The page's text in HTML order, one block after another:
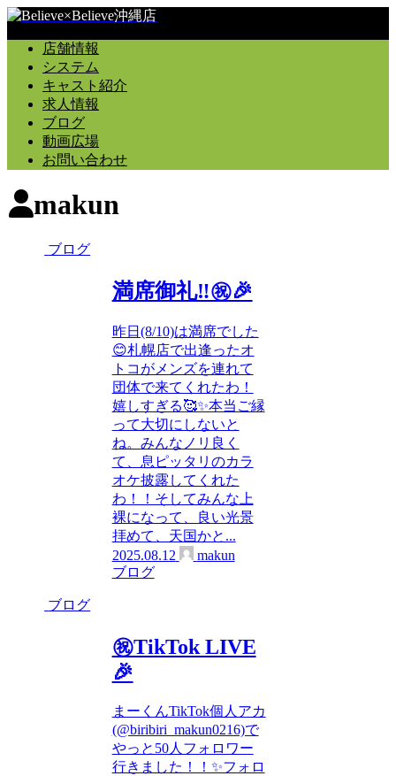
店舗情報
システム
キャスト紹介
求人情報
ブログ
動画広場
お問い合わせ
makun
ブログ
満席御礼‼️㊗️🎉
昨日(8/10)は満席でした
😊札幌店で出逢ったオ
トコがメンズを連れて
団体で来てくれたわ！
嬉しすぎる🥰✨本当ご縁
って大切にしないと
ね。みんなノリ良く
て、息ピッタリのカラ
オケ披露してくれた
わ！！そしてみんな上
裸になって、良い光景
拝めて、天国かと...
2025.08.12
makun
ブログ
ブログ
㊗️TikTok LIVE
🎉
まーくんTikTok個人アカ
(@biribiri_makun0216)で
やっと50人フォロワー
行きました！！✨フォロ